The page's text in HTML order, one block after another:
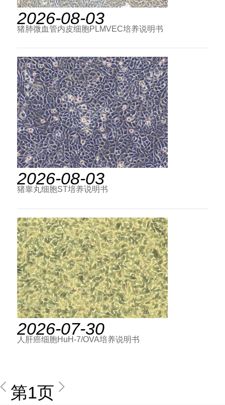
2026-08-03
猪肺微血管内皮细胞PLMVEC培养说明书
2026-08-03
猪睾丸细胞ST培养说明书
2026-07-30
人肝癌细胞HuH-7/OVA培养说明书
第1页